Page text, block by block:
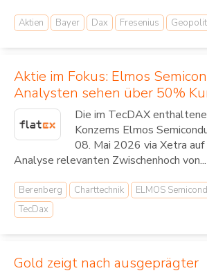
Aktien Bayer Dax Fresenius
Aktie im Fokus: Elmos
Analysten sehen über 50%
Die im TecDAX
Konzerns Elmos
08. Mai 2026 via Xetra auf
Analyse relevanten Zwischenhoch von...
Berenberg Charttechnik ELMOS
TecDax
Gold zeigt nach ausgeprägter